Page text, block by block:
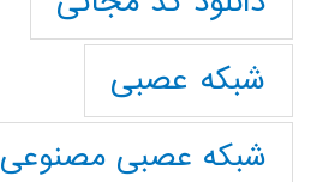
شبکه عصبی
شبکه عصبی مصنوعی